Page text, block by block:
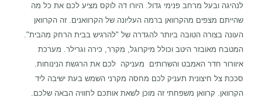
לנהיגה ובעל מרחב פנימי גדול. היורו דה לוקס מציע לכם את כל מה
שהייתם מצפים מהקרוואן ברמה העליונה של הקרוואנים. זה הקרוואן
העונה בצורה הטובה ביותר להגדרה של "להרגיש בבית הרחק מהבית".
המטבח מאובזר היטב וכולל מיקרוגל, מקרר, כירה וגרילר. מערכת
איוורור חדר האמבט והשרותים מעניקה לכם את הרגשת הנינוחות.
סככת צל חיצונית תעניק לכם מחסה מקרני השמש בעת ישיבה ליד
הקרוואן. קרוואן משפחתי זה מוכן לשאת אותכם לחוויה הבאה שלכם.